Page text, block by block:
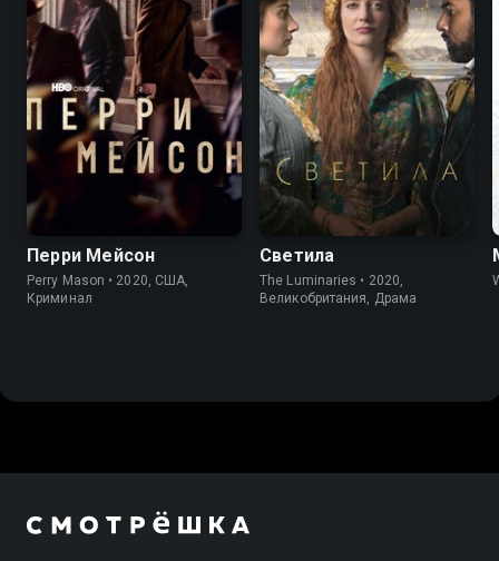
Перри Мейсон
Perry Mason • 2020, США,
Криминал
7.0 6.4
Светила
The Luminaries • 2020,
Великобритания, Драма